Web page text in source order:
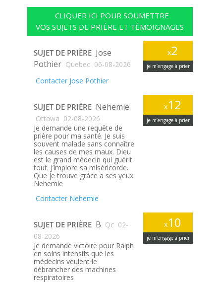
CLIQUER ICI POUR SOUMETTRE
VOS SUJETS DE PRIÈRE ET TÉMOIGNAGES
x2
je m’engage à prier
SUJET DE PRIÈRE Jose
Pothier Quebec 06-08-2026
Contacter Jose Pothier
x12
je m’engage à prier
SUJET DE PRIÈRE Nehemie
Ottawa 02-08-2026
Je demande une requête de
prière pour ma santé. Je suis
souvent malade sans connaître
les causes de mes maux. Dieu
est le grand médecin qui guérit
tout. J’implore sa miséricorde.
Que je trouve gràce a ses yeux.
Nehemie
Contacter Nehemie
x10
je m’engage à prier
SUJET DE PRIÈRE B Qc 02-
08-2026
Je demande victoire pour Ralph
en soins intensifs que les
médecins veulent le
débrancher des machines
respiratoires